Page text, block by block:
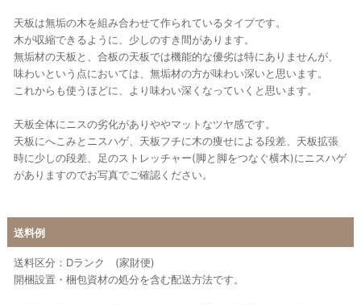
天板は無垢の木を組み合わせて作られているタイプです。
木が収縮できるように、少しのすき間があります。
無垢材の天板と、合板の天板では機能的な優劣は特にありませんが、
味わいという点においては、無垢材の方が味わい深いと思います。
これからも使うほどに、より味わい深くなっていくと思います。
天板全体にニスの劣化がありややマットなツヤ感です。
天板にへこみとニスハゲ、天板フチに木の痩せによる段差、天板拡張
時に少しの段差、足のストレッチャー(脚と脚をつなぐ横木)にニスハゲ
がありますのでお写真でご確認ください。
送料例
送料区分：Dランク (家財便)
開梱設置・梱包資材の処分を含む配送方法です。